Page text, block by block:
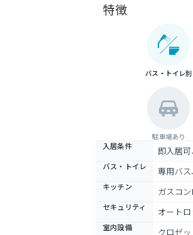
特徴
バス・トイレ別
駐車場あり
入居条件 即入居
バス・トイレ 専用バ
キッチン ガスコ
セキュリティ オート
室内設備 クロゼ